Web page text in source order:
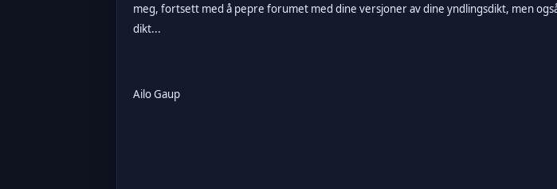
meg, fortsett med å pepre forumet med dine versjoner av dine yndlingsdikt, men
dikt...
Ailo Gaup